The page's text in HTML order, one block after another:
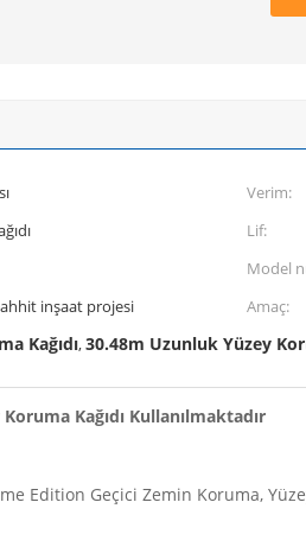
Verim:
Lif:
Model
inşaat projesi Amaç:
Kağıdı,30.48m Uzunluk Yüzey
Kağıdı Kullanılmaktadır
Edition Geçici Zemin Koruma,